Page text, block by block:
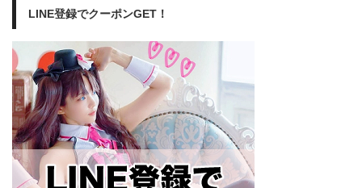
LINE登録でクーポンGET！